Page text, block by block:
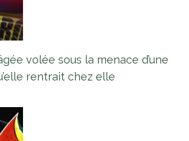
volée sous la menace d’une
rentrait chez elle